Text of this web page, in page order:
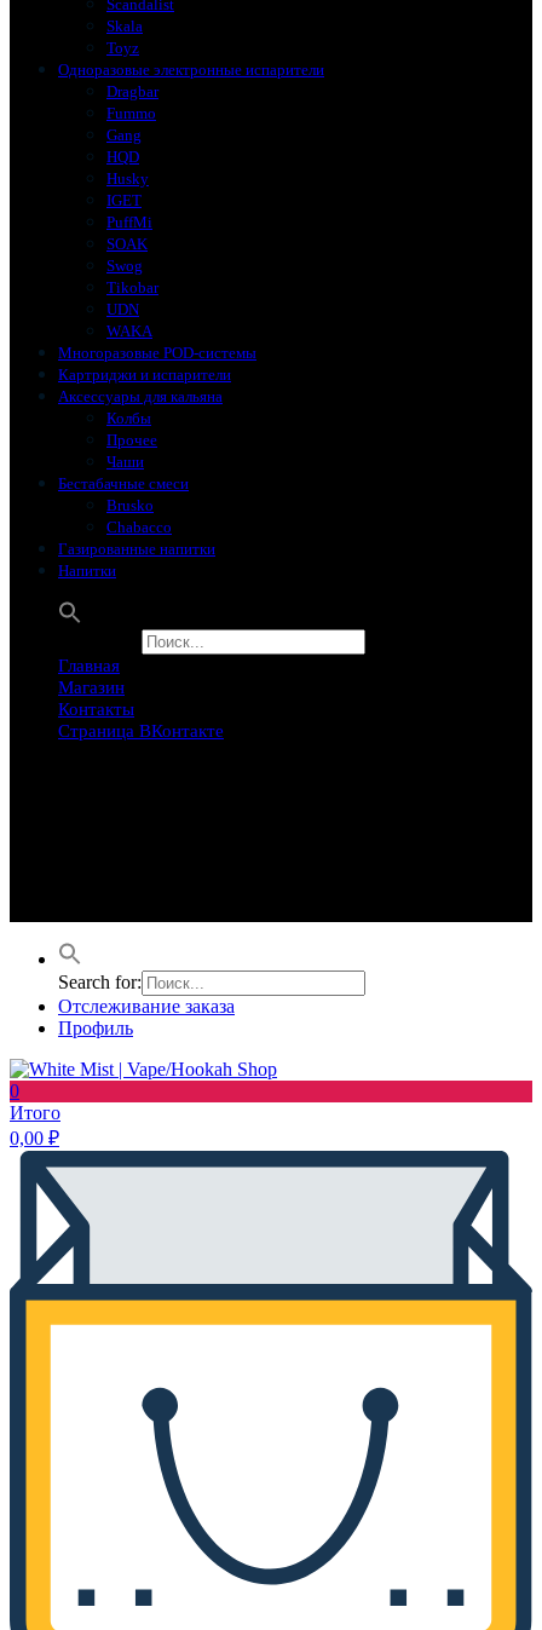
Scandalist
Skala
Toyz
Одноразовые электронные испарители
Dragbar
Fummo
Gang
HQD
Husky
IGET
PuffMi
SOAK
Swog
Tikobar
UDN
WAKA
Многоразовые POD-системы
Картриджи и испарители
Аксессуары для кальяна
Колбы
Прочее
Чаши
Бестабачные смеси
Brusko
Chabacco
Газированные напитки
Напитки
Главная
Магазин
Контакты
Страница ВКонтакте
Search for:
Отслеживание заказа
Профиль
0
Итого
0,00 ₽